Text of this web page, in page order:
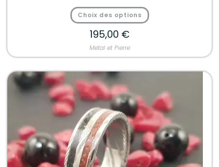
Choix des options
195,00 €
Metal et Pierre